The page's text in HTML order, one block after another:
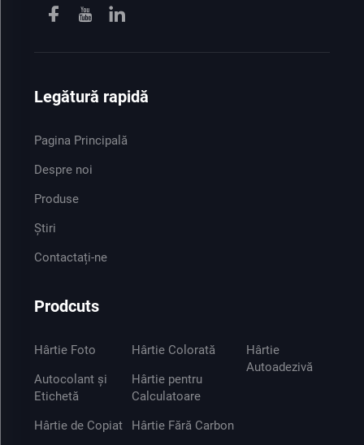
Legătură rapidă
Pagina Principală
Despre noi
Produse
Știri
Contactați-ne
Prodcuts
Hârtie Foto
Autocolant și
Etichetă
Hârtie de Copiat
Hârtie Colorată
Hârtie pentru
Calculatoare
Hârtie Fără Carbon
Hârtie
Autoadezivă